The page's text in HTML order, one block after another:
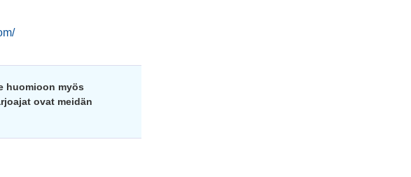
huomioon myös
ovat meidän